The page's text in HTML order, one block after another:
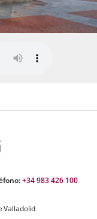
+34 983 426 100
Valladolid